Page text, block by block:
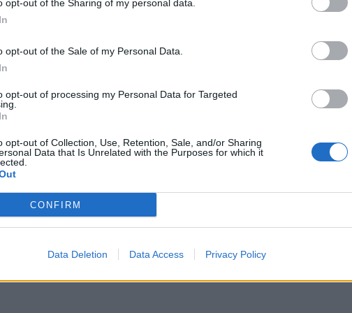
opt-out of the Sharing of my personal data.
opt-out of the Sale of my Personal Data.
opt-out of processing my Personal Data for Targeted
opt-out of Collection, Use, Retention, Sale, and/or Sharing
Data that Is Unrelated with the Purposes for which it
CONFIRM
Data Deletion Data Access Privacy Policy
Imoco Conegliano. Üstündağ ha contestato
del vivaio:
riferimenti diretti a giocatrici internazionali passate dal
il confronto Italia-Turchia: secondo il presidente turco, il
turco sul piano degli investimenti e del mercato, mentre
di atlete. Dimenticando (o non conoscendo) che in
che, al contrario, subiscono una tassazione penalizzante